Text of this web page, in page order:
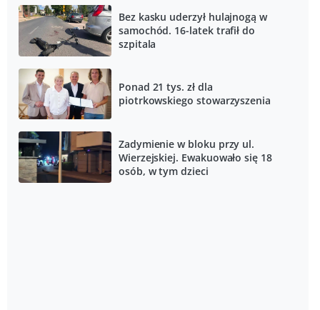
Bez kasku uderzył hulajnogą w
samochód. 16-latek trafił do
szpitala
Ponad 21 tys. zł dla
piotrkowskiego stowarzyszenia
Zadymienie w bloku przy ul.
Wierzejskiej. Ewakuowało się 18
osób, w tym dzieci